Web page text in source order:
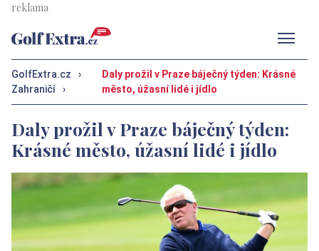
GolfExtra.cz
›
Zahraničí
›
Daly prožil v Praze báječný týden: Krásné
město, úžasní lidé i jídlo
Daly prožil v Praze báječný týden:
Krásné město, úžasní lidé i jídlo